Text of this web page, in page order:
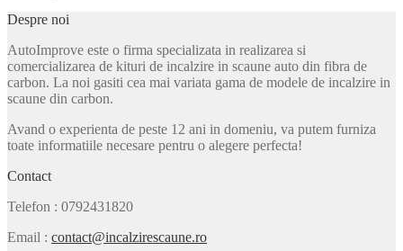
Despre noi
AutoImprove este o firma specializata in realizarea si
comercializarea de kituri de incalzire in scaune auto din fibra de
carbon. La noi gasiti cea mai variata gama de modele de incalzire in
scaune din carbon.
Avand o experienta de peste 12 ani in domeniu, va putem furniza
toate informatiile necesare pentru o alegere perfecta!
Contact
Telefon : 0792431820
Email : contact@incalzirescaune.ro